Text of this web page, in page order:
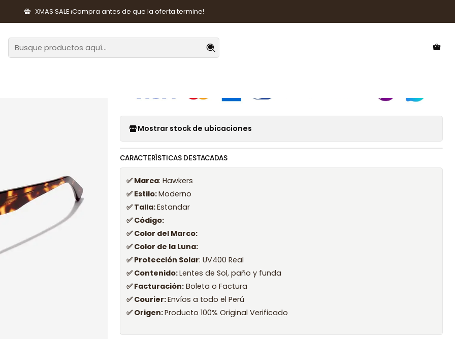
XMAS SALE ¡Compra antes de que la oferta termine!
de Moda Lentes y Accesorios Lentes de Sol Lentes de Sol Hawkers Mate HMTE24OER0
Lentes de Sol Hawkers Mate HMTE24OER0
Mostrar stock de ubicaciones
CARACTERÍSTICAS DESTACADAS
✅ Marca: Hawkers
✅ Estilo:Moderno
✅ Talla:Estandar
✅ Código:
✅ Color del Marco:
✅ Color de la Luna:
✅ Protección Solar: UV400 Real
✅ Contenido:Lentes de Sol, paño y funda
✅ Facturación: Boleta o Factura
✅ Courier:Envíos a todo el Perú
✅ Origen:Producto 100% Original Verificado